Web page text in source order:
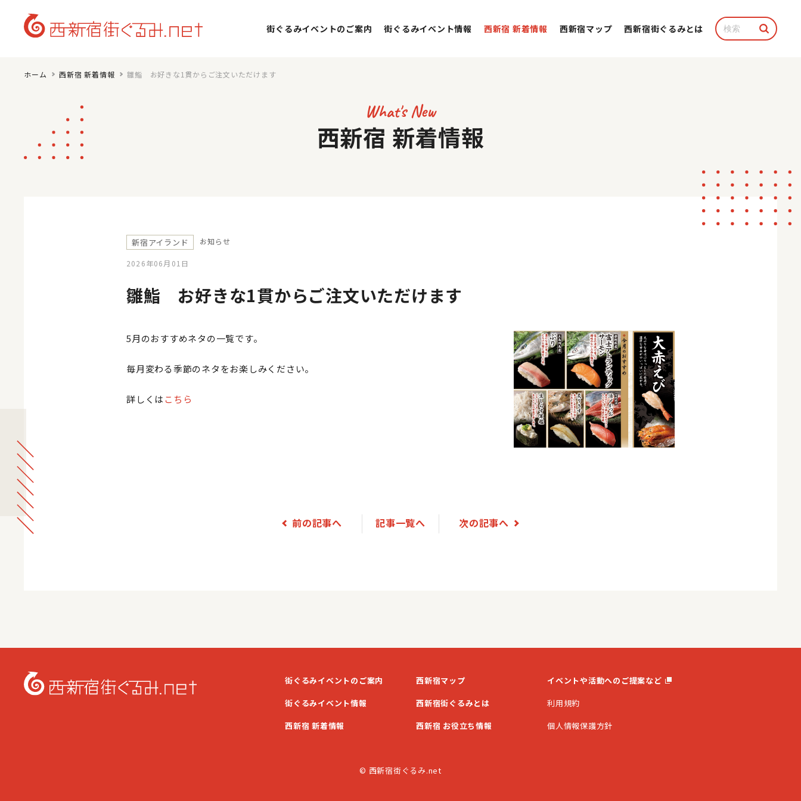
街ぐるみイベントのご案内 街ぐるみイベント情報 西新宿 新着情報 西新宿マップ ⻄新宿街ぐるみとは
ホーム 西新宿 新着情報 雛鮨 お好きな1貫からご注文いただけます
What's New
西新宿 新着情報
新宿アイランド お知らせ
2026年06月01日
雛鮨 お好きな1貫からご注文いただけます
5月のおすすめネタの一覧です。
毎月変わる季節のネタをお楽しみください。
詳しくはこちら
前の記事へ 記事一覧へ 次の記事へ
街ぐるみイベントのご案内
街ぐるみイベント情報
西新宿 新着情報
西新宿マップ
西新宿街ぐるみとは
西新宿 お役立ち情報
イベントや活動へのご提案など
利用規約
個人情報保護方針
© 西新宿街ぐるみ.net